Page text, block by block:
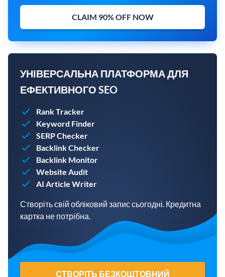
CLAIM 90% OFF NOW
УНІВЕРСАЛЬНА ПЛАТФОРМА ДЛЯ
ЕФЕКТИВНОГО SEO
Rank Tracker
Keyword Finder
SERP Checker
Backlink Checker
Backlink Monitor
Website Audit
AI Article Writer
Створіть свій обліковий запис сьогодні. Кредитна
картка не потрібна.
СТВОРІТЬ БЕЗКОШТОВНИЙ